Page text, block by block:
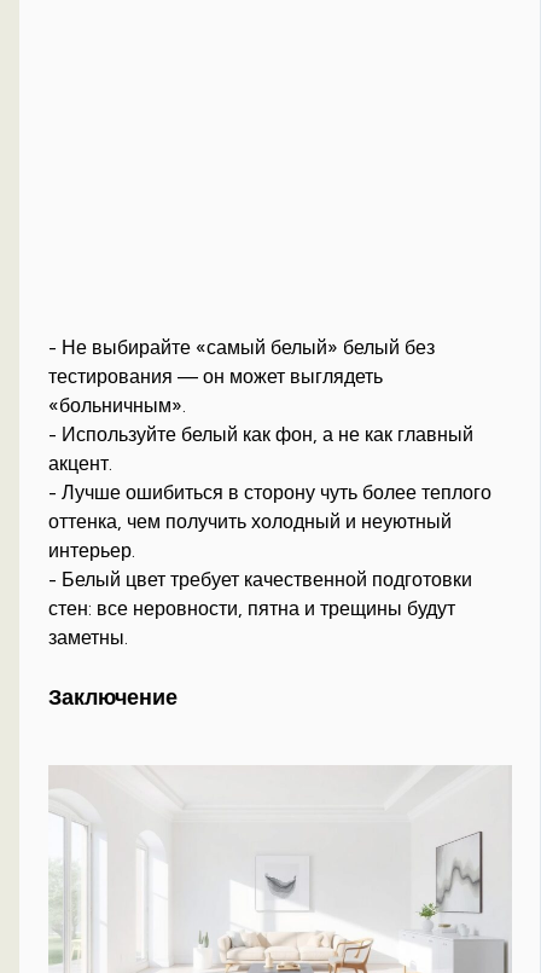
- Не выбирайте «самый белый» белый без
тестирования — он может выглядеть
«больничным».
- Используйте белый как фон, а не как главный
акцент.
- Лучше ошибиться в сторону чуть более теплого
оттенка, чем получить холодный и неуютный
интерьер.
- Белый цвет требует качественной подготовки
стен: все неровности, пятна и трещины будут
заметны.
Заключение